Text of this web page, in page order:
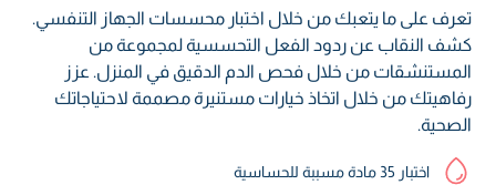
تعرف على ما يتعبك من خلال اختبار محسسات الجهاز التنفسي.
كشف النقاب عن ردود الفعل التحسسية لمجموعة من
المستنشقات من خلال فحص الدم الدقيق في المنزل. عزز
رفاهيتك من خلال اتخاذ خيارات مستنيرة مصممة لاحتياجاتك
الصحية.
اختبار 35 مادة مسببة للحساسية